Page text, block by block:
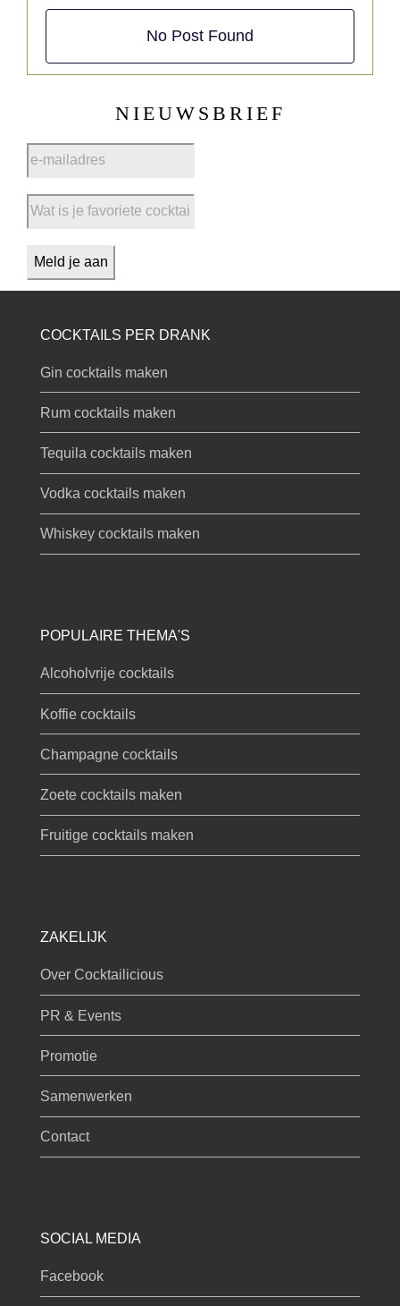
No Post Found
NIEUWSBRIEF
COCKTAILS PER DRANK
Gin cocktails maken
Rum cocktails maken
Tequila cocktails maken
Vodka cocktails maken
Whiskey cocktails maken
POPULAIRE THEMA'S
Alcoholvrije cocktails
Koffie cocktails
Champagne cocktails
Zoete cocktails maken
Fruitige cocktails maken
ZAKELIJK
Over Cocktailicious
PR & Events
Promotie
Samenwerken
Contact
SOCIAL MEDIA
Facebook